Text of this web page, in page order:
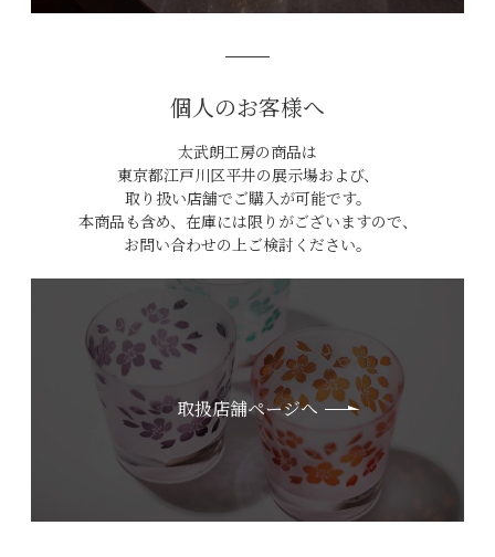
個人のお客様へ
太武朗工房の商品は
東京都江戸川区平井の展示場および、
取り扱い店舗でご購入が可能です。
本商品も含め、在庫には限りがございますので、
お問い合わせの上ご検討ください。
取扱店舗ページへ